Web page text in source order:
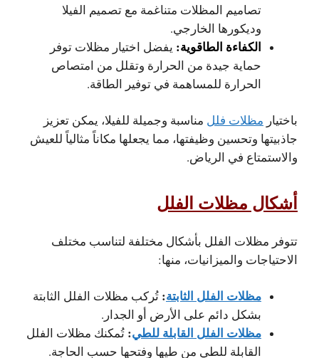
تصاميم المظلات متناغمة مع تصميم الفيلا
وديكورها الخارجي.
الكفاءة الطاقوية: يفضل اختيار مظلات توفر
حماية جيدة من الحرارة وتقلل من امتصاص
الحرارة للمساهمة في توفير الطاقة.
باختيار مظلات فلل مناسبة وجميلة للفيلا، يمكن تعزيز
جاذبيتها وتحسين وظيفتها، مما يجعلها مكاناً مثالياً للعيش
والاستمتاع في الرياض.
أشكال مظلات الفلل
تتوفر مظلات الفلل بأشكال مختلفة لتناسب مختلف
الاحتياجات والميزانيات، منها:
مظلات الفلل الثابتة: تُركب مظلات الفلل الثابتة
بشكل دائم على الأرض أو الجدار.
مظلات الفلل القابلة للطي: تُمكنك مظلات الفلل
القابلة للطي من طيها وفتحها حسب الحاجة.